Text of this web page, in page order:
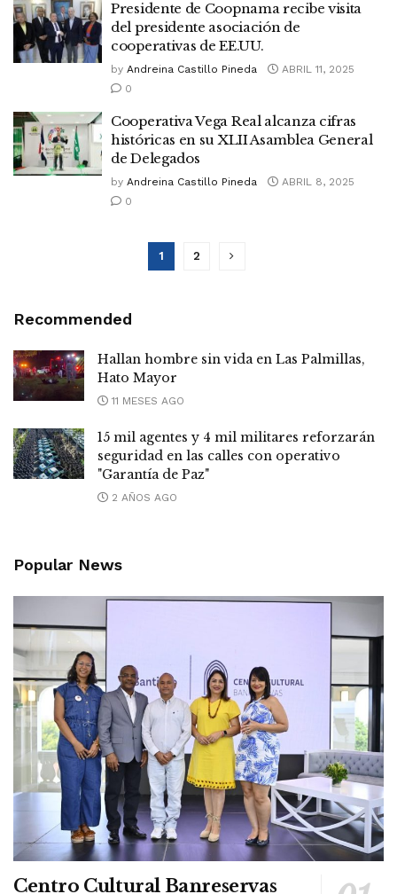
Presidente de Coopnama recibe visita
del presidente asociación de
cooperativas de EE.UU.
by Andreina Castillo Pineda
ABRIL 11, 2025
0
Cooperativa Vega Real alcanza cifras
históricas en su XLII Asamblea General
de Delegados
by Andreina Castillo Pineda
ABRIL 8, 2025
0
1 2
Recommended
Hallan hombre sin vida en Las Palmillas,
Hato Mayor
11 MESES AGO
15 mil agentes y 4 mil militares reforzarán
seguridad en las calles con operativo
"Garantía de Paz"
2 AÑOS AGO
Popular News
Centro Cultural Banreservas